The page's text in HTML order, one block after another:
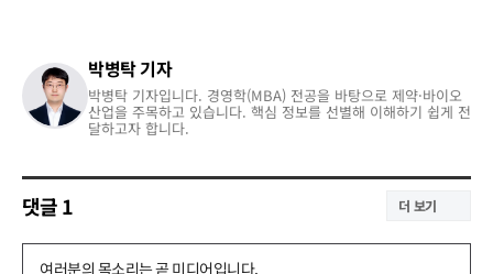
박병탁 기자
박병탁 기자입니다. 경영학(MBA) 전공을 바탕으로 제약·바이오
산업을 주목하고 있습니다. 핵심 정보를 선별해 이해하기 쉽게 전
달하고자 합니다.
댓글1 더 보기
댓